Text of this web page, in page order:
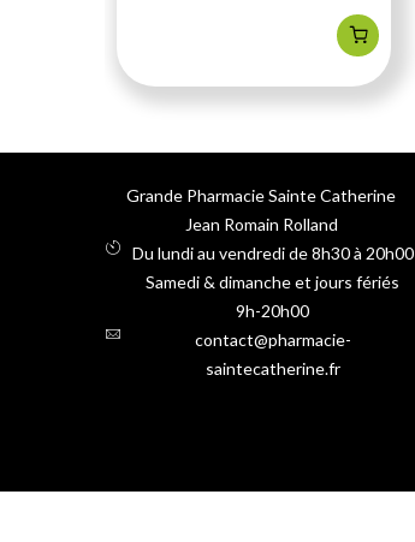
Grande Pharmacie Sainte Catherine
Jean Romain Rolland
Du lundi au vendredi de 8h30 à 20h00
Samedi & dimanche et jours fériés
9h-20h00
contact@pharmacie-
saintecatherine.fr